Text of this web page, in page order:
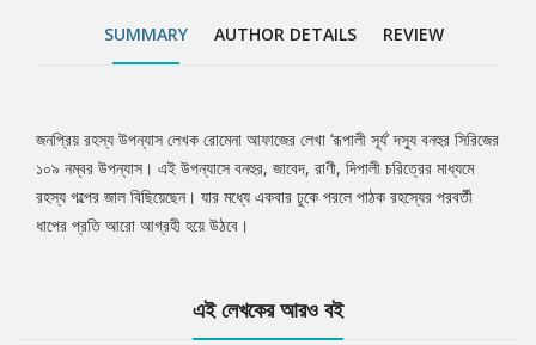
SUMMARY AUTHOR DETAILS REVIEW
Tab
Article
জনপ্রিয় রহস্য উপন্যাস লেখক রোমেনা আফাজের লেখা ‘রূপালী সূর্য’ দস্যু বনহুর সিরিজের
১০৯ নম্বর উপন্যাস। এই উপন্যাসে বনহুর, জাবেদ, রাণী, দিপালী চরিত্রের মাধ্যমে
রহস্য গল্পের জাল বিছিয়েছেন। যার মধ্যে একবার ঢুকে পরলে পাঠক রহস্যের পরবর্তী
ধাপের প্রতি আরো আগ্রহী হয়ে উঠবে।
এই লেখকের আরও বই